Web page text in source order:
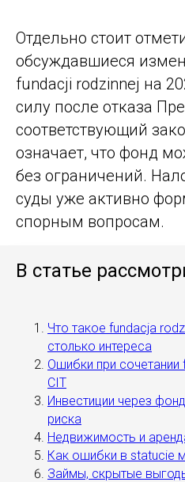
Отдельно стоит
обсуждавшиеся
fundacji rodzinnej на
силу после отказа
соответствующий
означает, что фонд
без ограничений.
суды уже активно
спорным вопросам.
В статье
Что такое fundacja
столько интереса
Ошибки при сочетании
CIT
Инвестиции через
риска
Недвижимость и
Как ошибки в statucie
Займы, скрытые